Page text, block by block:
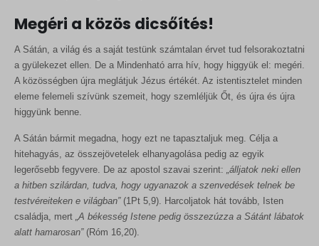
Megéri a közös dicsőítés!
A Sátán, a világ és a saját testünk számtalan érvet tud felsorakoztatni
a gyülekezet ellen. De a Mindenható arra hív, hogy higgyük el: megéri.
A közösségben újra meglátjuk Jézus értékét. Az istentisztelet minden
eleme felemeli szívünk szemeit, hogy szemléljük Őt, és újra és újra
higgyünk benne.
A Sátán bármit megadna, hogy ezt ne tapasztaljuk meg. Célja a
hitehagyás, az összejövetelek elhanyagolása pedig az egyik
legerősebb fegyvere. De az apostol szavai szerint: „álljatok neki ellen
a hitben szilárdan, tudva, hogy ugyanazok a szenvedések telnek be
testvéreiteken e világban”(1Pt 5,9). Harcoljatok hát tovább, Isten
családja, mert „A békesség Istene pedig összezúzza a Sátánt lábatok
alatt hamarosan”(Róm 16,20).